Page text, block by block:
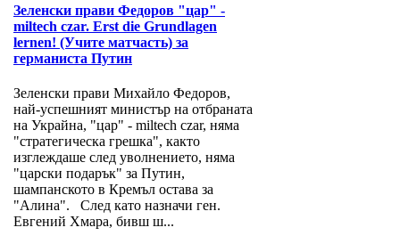
Зеленски прави Федоров "цар" -
miltech czar. Erst die Grundlagen
lernen! (Учите матчасть) за
германиста Путин
Зеленски прави Михайло Федоров,
най-успешният министър на отбраната
на Украйна, "цар" - miltech czar, няма
"стратегическа грешка", както
изглеждаше след уволнението, няма
"царски подарък" за Путин,
шампанското в Кремъл остава за
"Алина". След като назначи ген.
Евгений Хмара, бивш ш...